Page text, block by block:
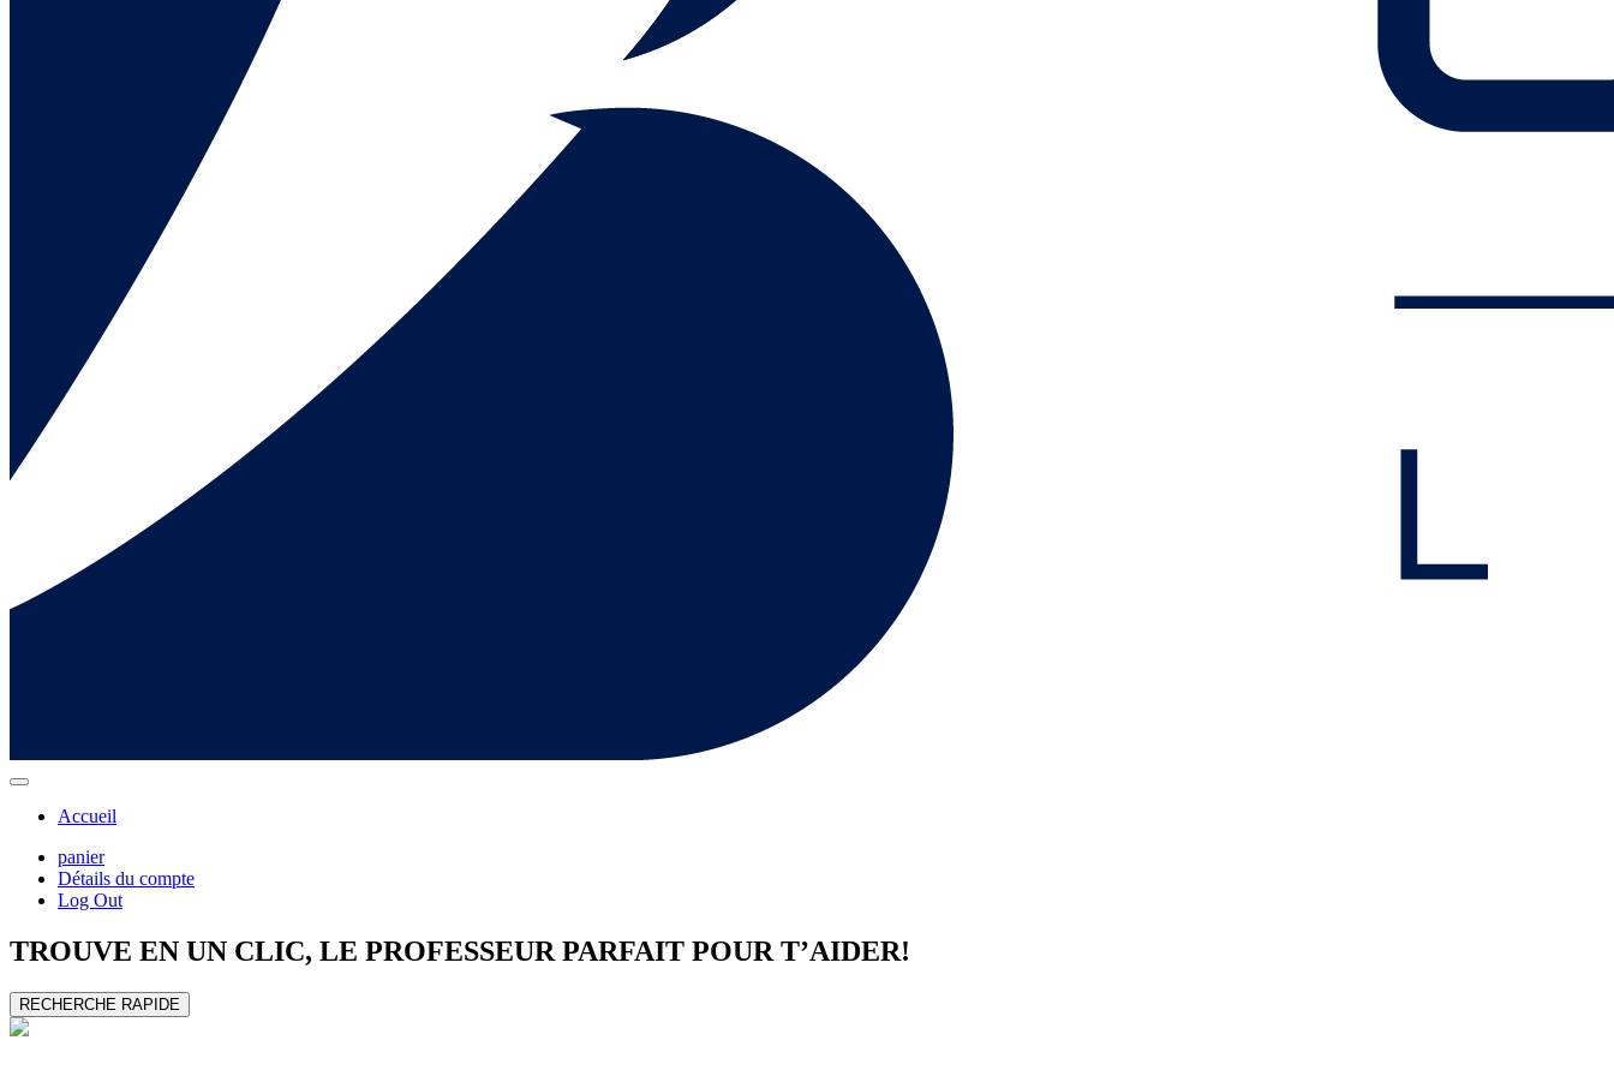
Accueil
panier
Détails du compte
Log Out
TROUVE EN UN CLIC, LE PROFESSEUR PARFAIT POUR T’AIDER!
RECHERCHE RAPIDE